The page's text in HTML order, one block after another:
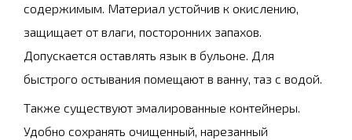
содержимым. Материал устойчив к окислению,
защищает от влаги, посторонних запахов.
Допускается оставлять язык в бульоне. Для
быстрого остывания помещают в ванну, таз с водой.
Также существуют эмалированные контейнеры.
Удобно сохранять очищенный, нарезанный